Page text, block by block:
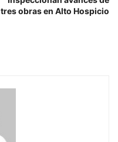
tres obras en Alto Hospicio